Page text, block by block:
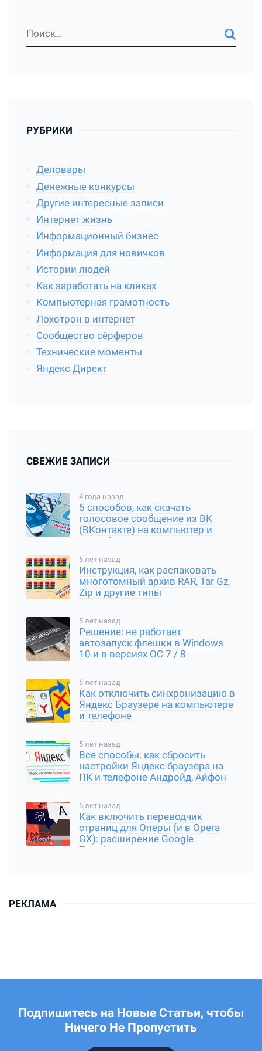
РУБРИКИ
Деловары
Денежные конкурсы
Другие интересные записи
Интернет жизнь
Информационный бизнес
Информация для новичков
Истории людей
Как заработать на кликах
Компьютерная грамотность
Лохотрон в интернет
Сообщество сёрферов
Технические моменты
Яндекс Директ
СВЕЖИЕ ЗАПИСИ
4 года назад
5 способов, как скачать
голосовое сообщение из ВК
(ВКонтакте) на компьютер и
смартфон
5 лет назад
Инструкция, как распаковать
многотомный архив RAR, Tar Gz,
Zip и другие типы
5 лет назад
Решение: не работает
автозапуск флешки в Windows
10 и в версиях ОС 7 / 8
5 лет назад
Как отключить синхронизацию в
Яндекс Браузере на компьютере
и телефоне
5 лет назад
Все способы: как сбросить
настройки Яндекс браузера на
ПК и телефоне Андройд, Айфон
5 лет назад
Как включить переводчик
страниц для Оперы (и в Opera
GX): расширение Google
Translator
РЕКЛАМА
Подпишитесь на Новые Статьи, чтобы
Ничего Не Пропустить